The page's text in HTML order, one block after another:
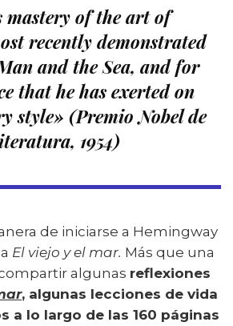
de
Hemingway:
reflexiones.
mastery of the art of
recently demonstrated
and the Sea, and for
that he has exerted on
style» (Premio Nobel de
1954)
de iniciarse a Hemingway
El viejo y el mar. Más que una
algunas reflexiones
, algunas lecciones de vida
a lo largo de las 160 páginas